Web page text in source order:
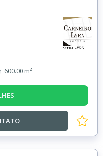
600.00 m²